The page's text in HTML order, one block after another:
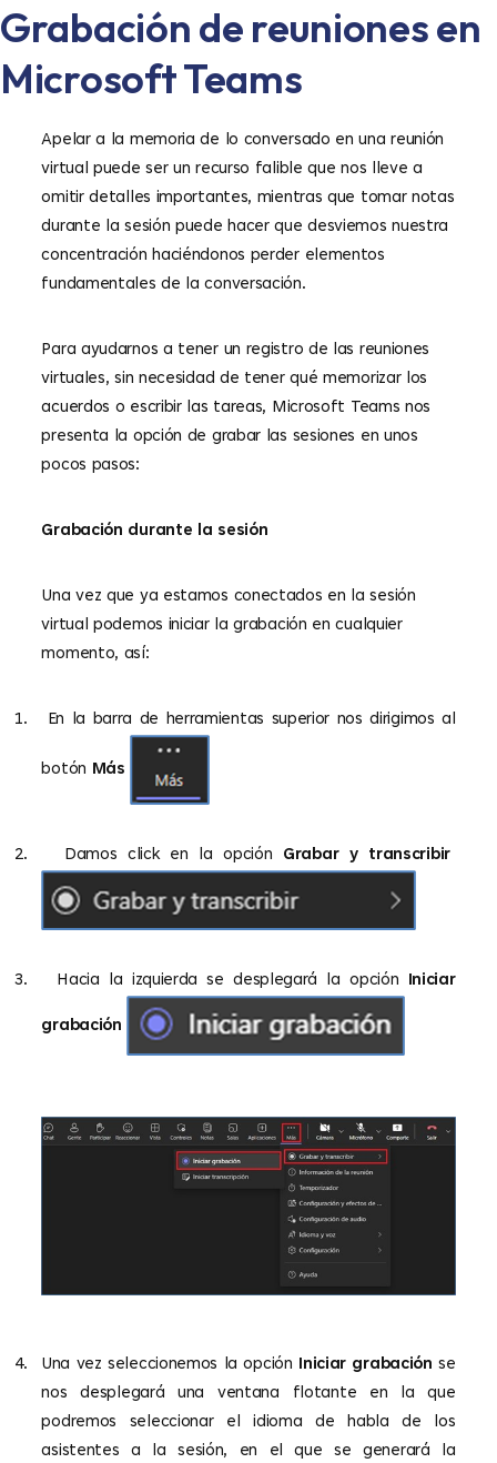
Grabación de reuniones en
Microsoft Teams
Apelar a la memoria de lo conversado en una reunión
virtual puede ser un recurso falible que nos lleve a
omitir detalles importantes, mientras que tomar notas
durante la sesión puede hacer que desviemos nuestra
concentración haciéndonos perder elementos
fundamentales de la conversación.
Para ayudarnos a tener un registro de las reuniones
virtuales, sin necesidad de tener qué memorizar los
acuerdos o escribir las tareas, Microsoft Teams nos
presenta la opción de grabar las sesiones en unos
pocos pasos:
Grabación durante la sesión
Una vez que ya estamos conectados en la sesión
virtual podemos iniciar la grabación en cualquier
momento, así:
1. En la barra de herramientas superior nos dirigimos al
botón Más
2. Damos click en la opción Grabar y transcribir
3. Hacia la izquierda se desplegará la opción Iniciar
grabación
4. Una vez seleccionemos la opción Iniciar grabación se
nos desplegará una ventana flotante en la que
podremos seleccionar el idioma de habla de los
asistentes a la sesión, en el que se generará la